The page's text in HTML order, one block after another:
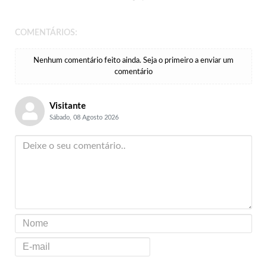
COMENTÁRIOS:
Nenhum comentário feito ainda. Seja o primeiro a enviar um
comentário
Visitante
Sábado, 08 Agosto 2026